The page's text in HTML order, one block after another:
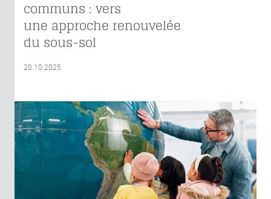
communs : vers
une approche renouvelée
du sous-sol
20.10.2025